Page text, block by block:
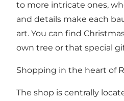
to more intricate ones,
and details make each
art. You can find
own tree or that special
Shopping in the heart of
The shop is centrally